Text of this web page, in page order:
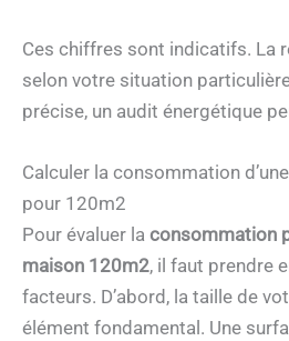
Ces chiffres sont indicatifs. La
selon votre situation
précise, un audit énergétique
Calculer la consommation
pour 120m2
Pour évaluer la consommation
maison 120m2, il faut prendre
facteurs. D’abord, la taille de
élément fondamental. Une